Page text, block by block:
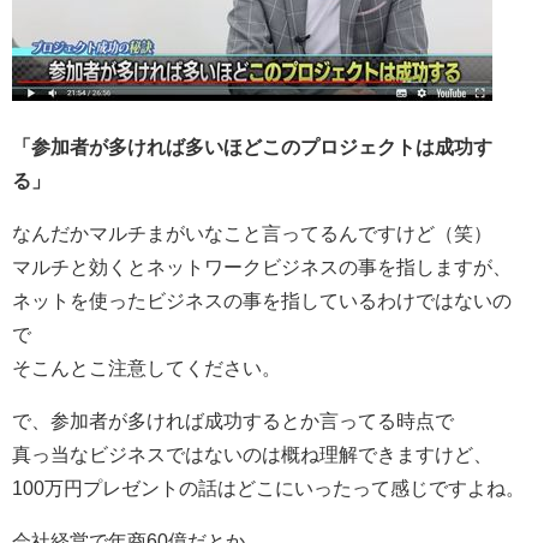
「参加者が多ければ多いほどこのプロジェクトは成功す
る」
なんだかマルチまがいなこと言ってるんですけど（笑）
マルチと効くとネットワークビジネスの事を指しますが、
ネットを使ったビジネスの事を指しているわけではないの
で
そこんとこ注意してください。
で、参加者が多ければ成功するとか言ってる時点で
真っ当なビジネスではないのは概ね理解できますけど、
100万円プレゼントの話はどこにいったって感じですよね。